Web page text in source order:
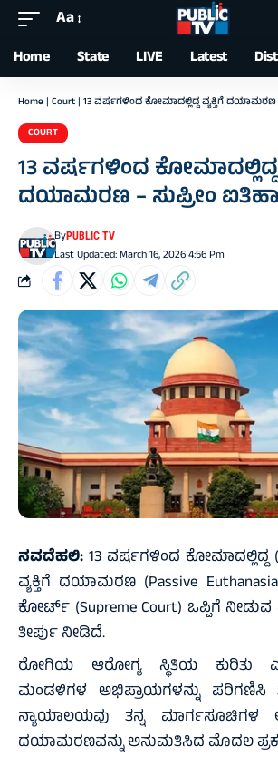
Font
Resizer
Aa
Home State LIVE Latest
Home | Court | 13 ವರ್ಷಗಳಿಂದ ಕೋಮಾದಲ್ಲಿದ್ದ ವ್ಯಕ್ತಿಗೆ ದಯಾಮರಣ –
COURT
13 ವರ್ಷಗಳಿಂದ ಕೋಮಾದಲ್ಲಿದ್ದ
ದಯಾಮರಣ – ಸುಪ್ರೀಂ
Last Updated: March 16, 2026 4:56 Pm
ByPUBLIC TV
ನವದೆಹಲಿ: 13 ವರ್ಷಗಳಿಂದ ಕೋಮಾದಲ್ಲಿದ್ದ
ವ್ಯಕ್ತಿಗೆ ದಯಾಮರಣ (Passive
ಕೋರ್ಟ್‌ (Supreme Court) ಒಪ್ಪಿಗೆ
ತೀರ್ಪು ನೀಡಿದೆ.
ರೋಗಿಯ ಆರೋಗ್ಯ ಸ್ಥಿತಿಯ ಕುರಿತು
ಮಂಡಳಿಗಳ ಅಭಿಪ್ರಾಯಗಳನ್ನು ಪರಿಗಣಿಸಿ
ನ್ಯಾಯಾಲಯವು ತನ್ನ ಮಾರ್ಗಸೂಚಿಗಳ
ದಯಾಮರಣವನ್ನು ಅನುಮತಿಸಿದ ಮೊದಲ